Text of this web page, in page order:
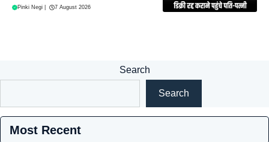
Pinki Negi 7 August 2026
Search
Search
Most Recent